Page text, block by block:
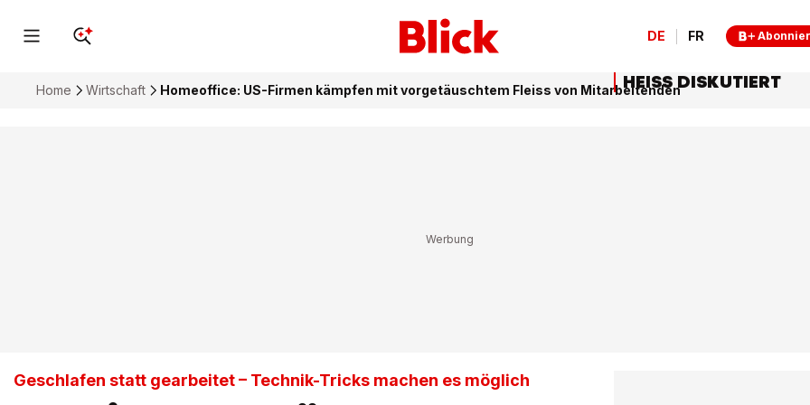
DE FR
Home Wirtschaft Homeoffice: US-Firmen kämpfen mit vorgetäuschtem Fleiss von Mitarbeitenden
Geschlafen statt gearbeitet – Technik-Tricks machen es möglich
HEISS DISKUTIERT